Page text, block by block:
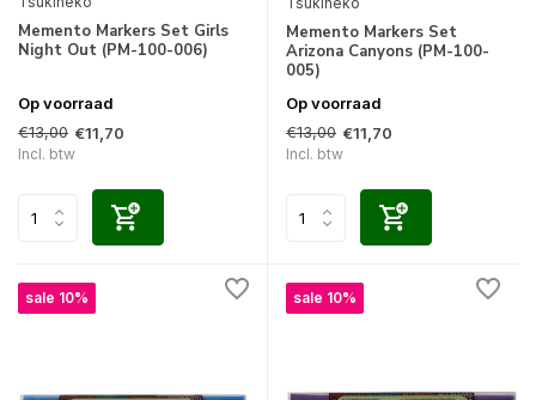
Memento Markers Set Girls
Night Out (PM-100-006)
Op voorraad
€13,00 €11,70
Incl. btw
Memento Markers Set
Arizona Canyons (PM-100-
005)
Op voorraad
€13,00 €11,70
Incl. btw
sale 10% sale 10%